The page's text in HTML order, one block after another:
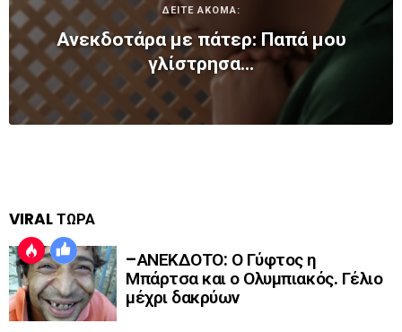
ΔΕΙΤΕ ΑΚΟΜΑ:
Ανεκδοτάρα με πάτερ: Παπά μου
γλίστρησα…
VIRAL ΤΩΡΑ
–ΑΝΕΚΔΟΤΟ: Ο Γύφτος η
Μπάρτσα και ο Ολυμπιακός. Γέλιο
μέχρι δακρύων